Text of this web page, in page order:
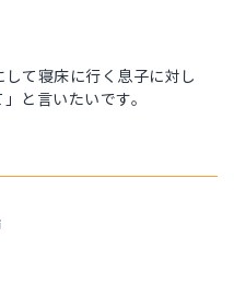
て寝床に行く息子に対し
と言いたいです。